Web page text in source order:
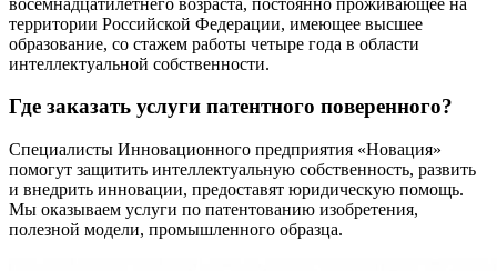
территории Российской Федерации, имеющее высшее
образование, со стажем работы четыре года в области
интеллектуальной собственности.
Где заказать услуги патентного поверенного?
Специалисты Инновационного предприятия «Новация»
помогут защитить интеллектуальную собственность, развить
и внедрить инновации, предоставят юридическую помощь.
Мы оказываем услуги по патентованию изобретения,
полезной модели, промышленного образца.